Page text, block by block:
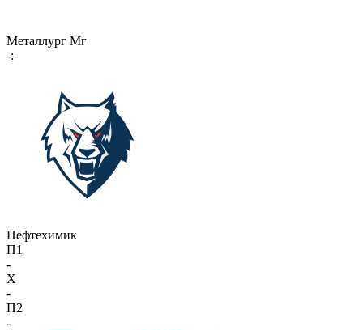
Металлург Мг
-:-
Нефтехимик
П1
-
X
-
П2
-